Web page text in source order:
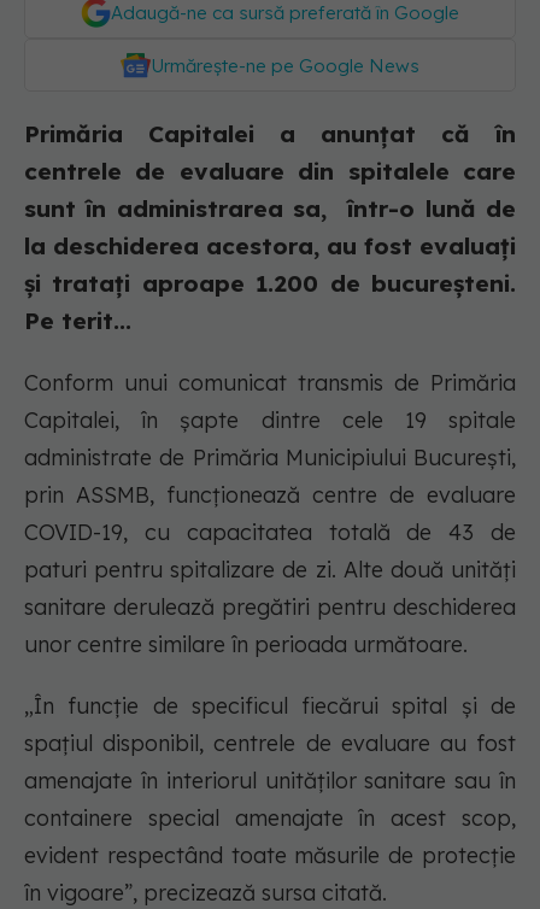
Adaugă-ne ca sursă preferată în Google
Urmărește-ne pe Google News
Primăria Capitalei a anunțat că în
centrele de evaluare din spitalele care
sunt în administrarea sa, într-o lună de
la deschiderea acestora, au fost evaluați
și tratați aproape 1.200 de bucureșteni.
Pe terit...
Conform unui comunicat transmis de Primăria
Capitalei, în șapte dintre cele 19 spitale
administrate de Primăria Municipiului București,
prin ASSMB, funcționează centre de evaluare
COVID-19, cu capacitatea totală de 43 de
paturi pentru spitalizare de zi. Alte două unități
sanitare derulează pregătiri pentru deschiderea
unor centre similare în perioada următoare.
„În funcție de specificul fiecărui spital și de
spațiul disponibil, centrele de evaluare au fost
amenajate în interiorul unităților sanitare sau în
containere special amenajate în acest scop,
evident respectând toate măsurile de protecție
în vigoare”, precizează sursa citată.